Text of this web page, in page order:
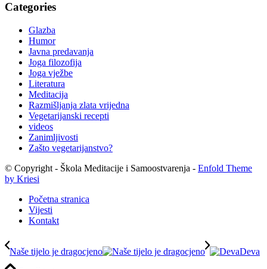
Categories
Glazba
Humor
Javna predavanja
Joga filozofija
Joga vježbe
Literatura
Meditacija
Razmišljanja zlata vrijedna
Vegetarijanski recepti
videos
Zanimljivosti
Zašto vegetarijanstvo?
© Copyright - Škola Meditacije i Samoostvarenja - Enfold Theme
by Kriesi
Početna stranica
Vijesti
Kontakt
Naše tijelo je dragocjeno Deva